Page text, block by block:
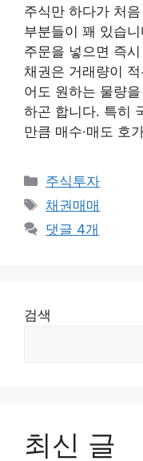
주식만 하다가 처
부분들이 꽤 있습
주문을 넣으면 즉
채권은 거래량이
어도 원하는 물량
하곤 합니다. 특히
만큼 매수·매도 호
카
테
고
리
주식투자
태
그
채권매매
댓글 4개
검색
최신 글